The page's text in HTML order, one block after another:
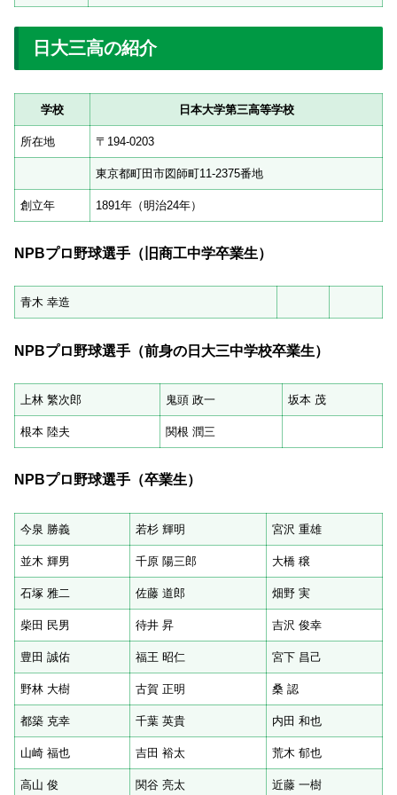
日大三高の紹介
学校 日本大学第三高等学校
所在地 〒194-0203
東京都町田市図師町11-2375番地
創立年 1891年（明治24年）
NPBプロ野球選手（旧商工中学卒業生）
青木 幸造
NPBプロ野球選手（前身の日大三中学校卒業生）
上林 繁次郎 鬼頭 政一 坂本 茂
根本 陸夫 関根 潤三
NPBプロ野球選手（卒業生）
今泉 勝義 若杉 輝明 宮沢 重雄
並木 輝男 千原 陽三郎 大橋 穣
石塚 雅二 佐藤 道郎 畑野 実
柴田 民男 待井 昇 吉沢 俊幸
豊田 誠佑 福王 昭仁 宮下 昌己
野林 大樹 古賀 正明 桑 認
都築 克幸 千葉 英貴 内田 和也
山崎 福也 吉田 裕太 荒木 郁也
高山 俊 関谷 亮太 近藤 一樹